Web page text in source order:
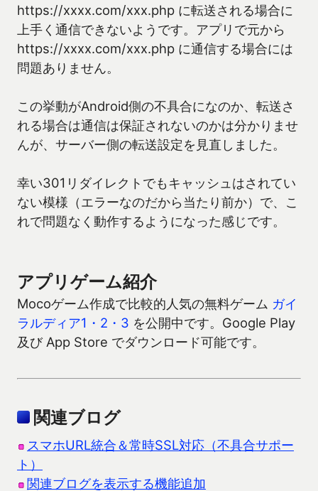
https://xxxx.com/xxx.php に転送される場合に
上手く通信できないようです。アプリで元から
https://xxxx.com/xxx.php に通信する場合には
問題ありません。
この挙動がAndroid側の不具合になのか、転送さ
れる場合は通信は保証されないのかは分かりませ
んが、サーバー側の転送設定を見直しました。
幸い301リダイレクトでもキャッシュはされてい
ない模様（エラーなのだから当たり前か）で、こ
れで問題なく動作するようになった感じです。
アプリゲーム紹介
Mocoゲーム作成で比較的人気の無料ゲーム ガイ
ラルディア1・2・3 を公開中です。Google Play
及び App Store でダウンロード可能です。
関連ブログ
スマホURL統合＆常時SSL対応（不具合サポー
ト）
関連ブログを表示する機能追加